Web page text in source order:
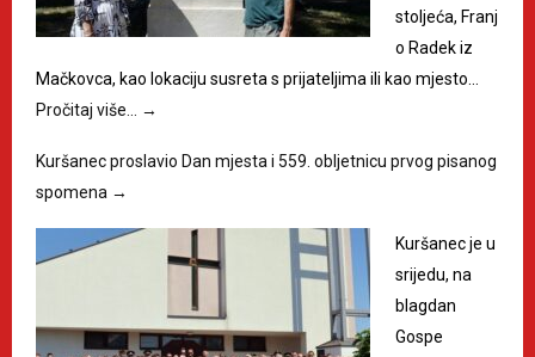
stoljeća, Franj
o Radek iz
Mačkovca, kao lokaciju susreta s prijateljima ili kao mjesto…
Pročitaj više… →
Kuršanec proslavio Dan mjesta i 559. obljetnicu prvog pisanog
spomena →
Kuršanec je u
srijedu, na
blagdan
Gospe